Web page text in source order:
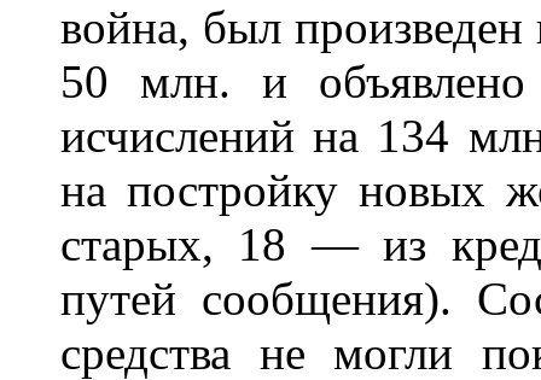
война, был
50 млн. и
исчислений на 134
на постройку новых
старых, 18 — из
путей сообщения).
средства не могли